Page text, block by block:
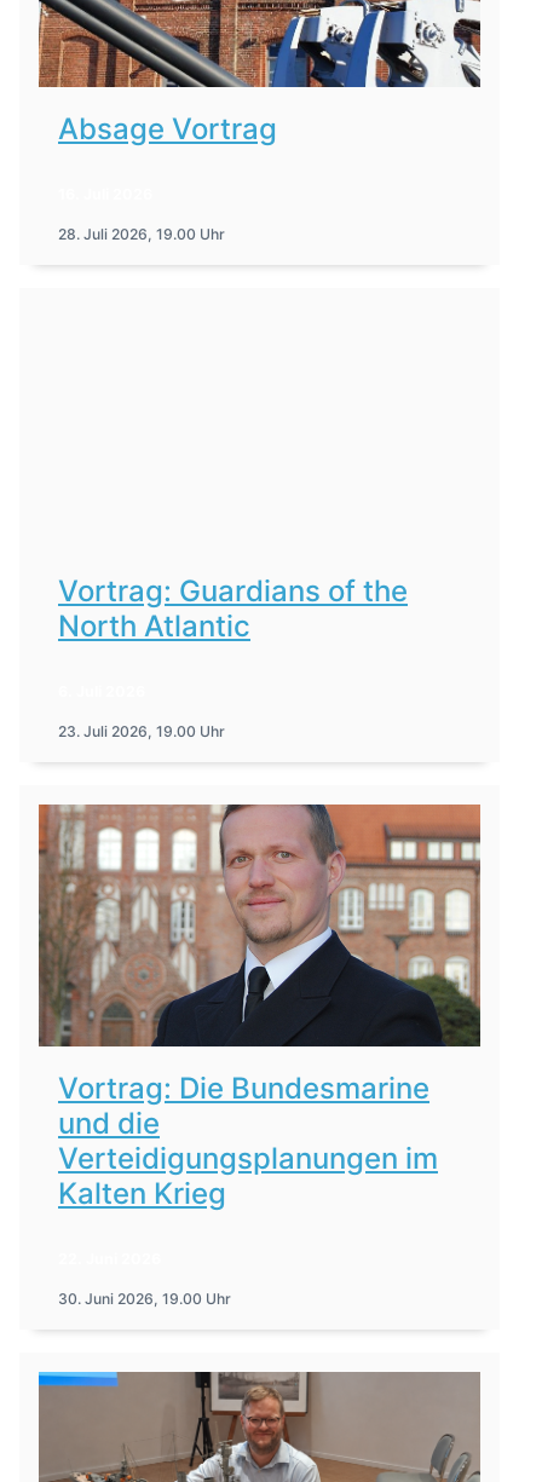
Absage Vortrag
28. Juli 2026, 19.00 Uhr
Vortrag: Guardians of the
North Atlantic
23. Juli 2026, 19.00 Uhr
Vortrag: Die Bundesmarine
und die
Verteidigungsplanungen im
Kalten Krieg
30. Juni 2026, 19.00 Uhr